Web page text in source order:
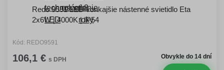
Redo 9591 LED vonkajšie nástenné svietidlo Eta
2x6W | 4000K | IP54
Kód: REDO9591
Obvykle do 14 dní
106,1 € s DPH